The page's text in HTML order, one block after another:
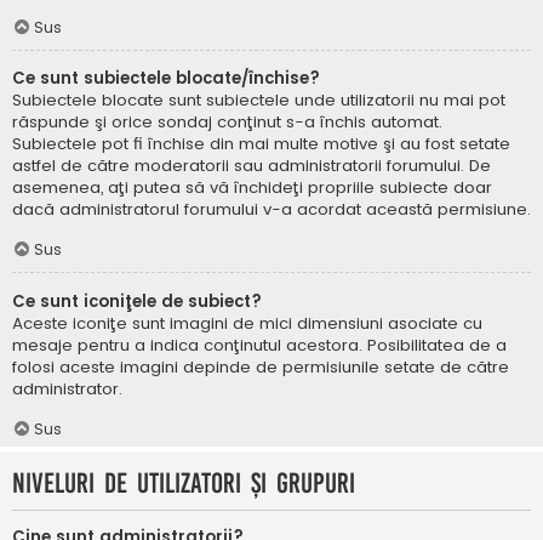
Sus
Ce sunt subiectele blocate/închise?
Subiectele blocate sunt subiectele unde utilizatorii nu mai pot
răspunde şi orice sondaj conţinut s-a închis automat.
Subiectele pot fi închise din mai multe motive şi au fost setate
astfel de către moderatorii sau administratorii forumului. De
asemenea, aţi putea să vă închideţi propriile subiecte doar
dacă administratorul forumului v-a acordat această permisiune.
Sus
Ce sunt iconiţele de subiect?
Aceste iconiţe sunt imagini de mici dimensiuni asociate cu
mesaje pentru a indica conţinutul acestora. Posibilitatea de a
folosi aceste imagini depinde de permisiunile setate de către
administrator.
Sus
Niveluri de utilizatori şi grupuri